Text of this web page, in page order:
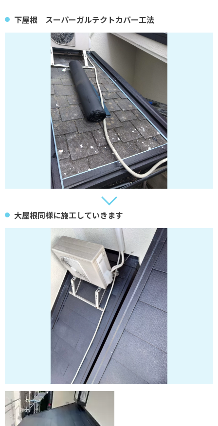
下屋根 スーパーガルテクトカバー工法
大屋根同様に施工していきます